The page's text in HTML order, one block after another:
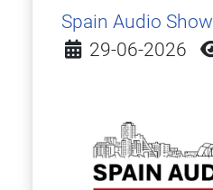
Spain Audio Show
Detalles
29-06-2026